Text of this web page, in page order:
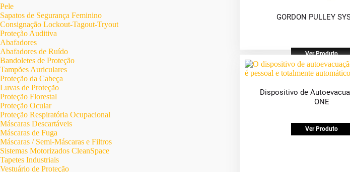
Pele
Sapatos de Segurança Feminino
Consignação Lockout-Tagout-Tryout
Proteção Auditiva
Abafadores
Abafadores de Ruído
Bandoletes de Proteção
Tampões Auriculares
Proteção da Cabeça
Luvas de Proteção
Proteção Florestal
Proteção Ocular
Proteção Respiratória Ocupacional
Máscaras Descartáveis
Máscaras de Fuga
Máscaras / Semi-Máscaras e Filtros
Sistemas Motorizados CleanSpace
Tapetes Industriais
Vestuário de Proteção
GORDON PULLEY
Ver Produto
Dispositivo de
ONE
Ver Produto